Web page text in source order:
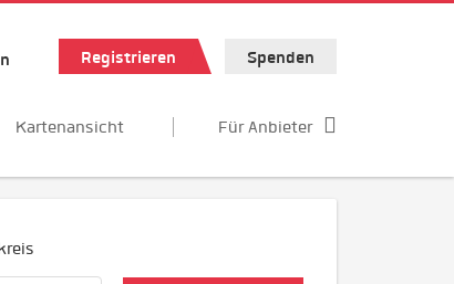
Registrieren Spenden
Kartenansicht Für Anbieter